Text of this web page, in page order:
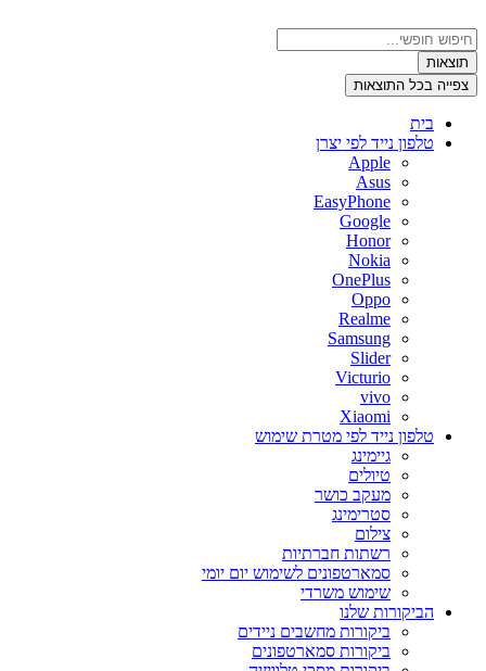
לתוכן
Search
...תוצאות
צפייה בכל התוצאות
בית
טלפון נייד לפי יצרן
Apple
Asus
EasyPhone
Google
Honor
Nokia
OnePlus
Oppo
Realme
Samsung
Slider
Victurio
vivo
Xiaomi
טלפון נייד לפי מטרת שימוש
גיימינג
טיולים
מעקב כושר
סטרימינג
צילום
רשתות חברתיות
סמארטפונים לשימוש יום יומי
שימוש משרדי
הביקורות שלנו
ביקורות מחשבים ניידים
ביקורות סמארטפונים